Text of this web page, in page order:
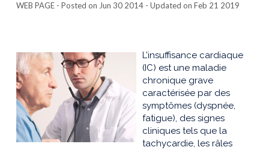
WEB PAGE - Posted on Jun 30 2014 - Updated on Feb 21 2019
L’insuffisance cardiaque
(IC) est une maladie
chronique grave
caractérisée par des
symptômes (dyspnée,
fatigue), des signes
cliniques tels que la
tachycardie, les râles